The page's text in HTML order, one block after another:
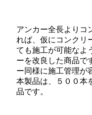
アンカー全長よりコ
れば、仮にコンクリ
ても施工が可能なよ
ーを改良した商品で
ー同様に施工管理が
本製品は、５００本
品です。